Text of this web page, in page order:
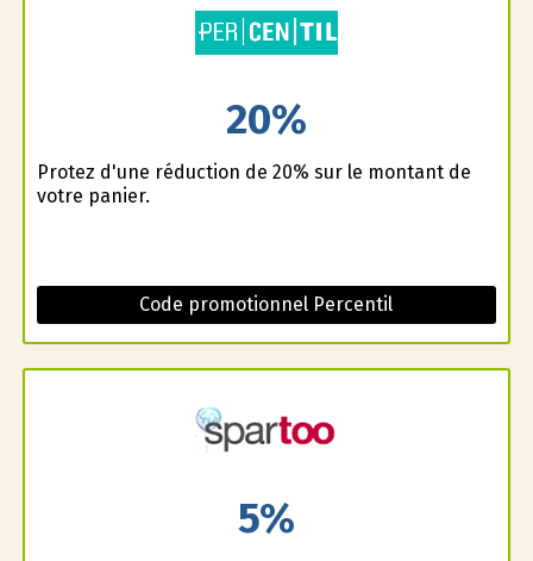
20%
Profitez d'une réduction de 20% sur le montant de
votre panier.
Code promotionnel Percentil
5%